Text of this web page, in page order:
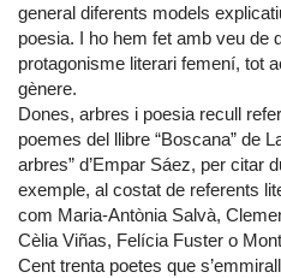
general diferents models
poesia. I ho hem fet amb veu de
protagonisme literari femení, tot
gènere.
Dones, arbres i poesia recull
poemes del llibre “Boscana” de
arbres” d’Empar Sáez, per citar
exemple, al costat de referents
com Maria-Antònia Salvà,
Cèlia Viñas, Felícia Fuster o
Cent trenta poetes que